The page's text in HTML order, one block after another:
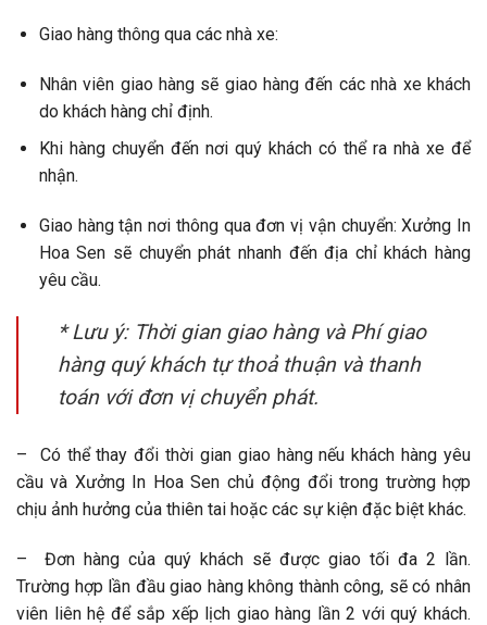
Giao hàng thông qua các nhà xe:
Nhân viên giao hàng sẽ giao hàng đến các nhà xe khách
do khách hàng chỉ định.
Khi hàng chuyển đến nơi quý khách có thể ra nhà xe để
nhận.
Giao hàng tận nơi thông qua đơn vị vận chuyển: Xưởng In
Hoa Sen sẽ chuyển phát nhanh đến địa chỉ khách hàng
yêu cầu.
* Lưu ý: Thời gian giao hàng và Phí giao
hàng quý khách tự thoả thuận và thanh
toán với đơn vị chuyển phát.
– Có thể thay đổi thời gian giao hàng nếu khách hàng yêu
cầu và Xưởng In Hoa Sen chủ động đổi trong trường hợp
chịu ảnh hưởng của thiên tai hoặc các sự kiện đặc biệt khác.
– Đơn hàng của quý khách sẽ được giao tối đa 2 lần.
Trường hợp lần đầu giao hàng không thành công, sẽ có nhân
viên liên hệ để sắp xếp lịch giao hàng lần 2 với quý khách.